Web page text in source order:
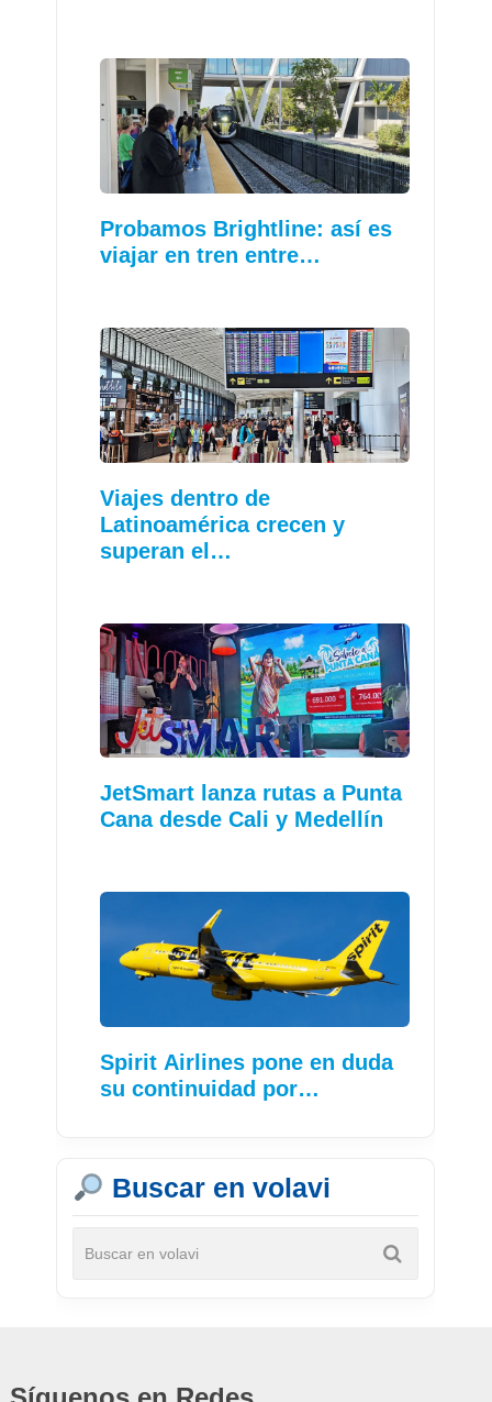
Probamos Brightline: así es
viajar en tren entre…
Viajes dentro de
Latinoamérica crecen y
superan el…
JetSmart lanza rutas a Punta
Cana desde Cali y Medellín
Spirit Airlines pone en duda
su continuidad por…
Buscar en volavi